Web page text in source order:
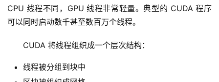
CPU 线程不同，GPU 线程非常轻量。典型的 CUDA 程序
可以同时启动数千甚至数百万个线程。
CUDA 将线程组织成一个层次结构：
线程被分组到块中